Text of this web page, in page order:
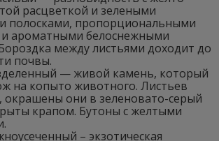
расцветкой и зелеными
полосками, пропорциональными
и ароматными белоснежными
между листьями доходит до
почвы.
— живой камень, который
на копыто животного. Листьев
окрашены они в зеленовато-серый
крапом. Бутоны с желтыми
– экзотическая